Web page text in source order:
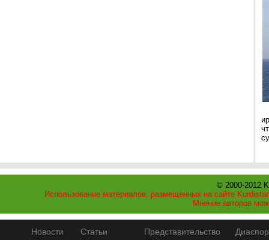
© 2000-2012
Использование материалов, размещенных на сайте
Мнение авторов
Новости Статьи Представительство